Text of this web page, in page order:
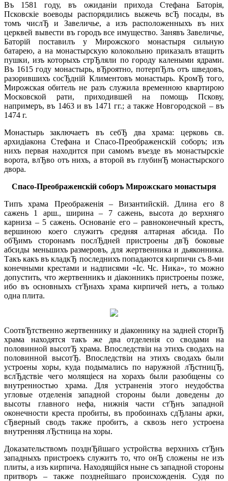
Въ 1581 году, въ ожиданiи прихода Стефана Баторiя,
Псковскiе воеводы распорядились выжечь всЂ посады, въ
томъ числЂ и Завеличье, а изъ расположенныхъ въ них
церквей вывести въ городъ все имущество. Занявъ Завеличье,
Баторiй поставилъ у Мирожского монастыря сильную
батарею, а на монастырскую колокольню приказалъ втащить
пушки, изъ которыхъ стрЂляли по городу калеными ядрами.
Въ 1615 году монастырь, вЂроятно, потерпЂлъ отъ шведовъ,
разорившихъ сосЂднiй Климентовъ монастырь. КромЂ того,
Мирожская обитель не разъ служила временною квартирою
Московской рати, приходившей на помощь Пскову,
напримеръ, въ 1463 и въ 1471 гг.; а также Новгородской – въ
1474 г.
Монастырь заключаетъ въ себЂ два храма: церковь св.
архидiакона Стефана и Спасо-Преображенскiй соборъ; изъ
нихъ первая находится при самомъ въезде въ монастырскiе
ворота, влЂво отъ нихъ, а второй въ глубинЂ монастырского
двора.
Спасо-Преображенскiй соборъ Мирожскаго монастыря
Типъ храма Преображенiя – Византийскiй. Длина его 8
сажень 1 арш., ширина – 7 сажень, высота до верхняго
карниза – 5 сажень. Основанiе его – равноконечный крестъ,
вершиною коего служитъ средняя алтарная абсида. По
обЂимъ сторонамъ послЂдней пристроены двЂ боковые
абсиды меньшихъ размеровъ, для жертвенника и дьяконника.
Такъ какъ въ кладкЂ последнихъ попадаются кирпичи съ 8-ми
конечными крестами и надписями «Iс. Чс. Ника», то можно
допустить, что жертвенникъ и дiаконникъ пристроены позже,
ибо въ основныхъ стЂнахъ храма кирпичей нетъ, а только
одна плита.
СоотвЂтственно жертвеннику и дiаконнику на задней сторнЂ
храма находятся такъ же два отделенiя со сводами на
половинной высотЂ храма. Впоследствiи на этихъ сводахъ на
половинной высотЂ. Впоследствiи на этихъ сводахъ были
устроены хоры, куда подымались по наружной лЂстницЂ,
вслЂдствiе чего молящiеся на хорахъ были разобщены со
внутренностью храма. Для устраненiя этого неудобства
угловые отделенiя западной стороны были доведены до
высоты главного нефа, нижнiя части стЂнъ западной
оконечности креста пробиты, въ пробоинахъ сдЂланы арки,
сЂверный сводъ также пробитъ, а сквозь него устроена
внутренняя лЂстница на хоры.
Доказательствомъ позднЂйшаго устройства верхнихъ стЂнъ
западныхъ пристроекъ служитъ то, что онЂ сложены не изъ
плиты, а изъ кирпича. Находящiйся ныне съ западной стороны
притворъ – также позднейшаго происхожденiя. Судя по